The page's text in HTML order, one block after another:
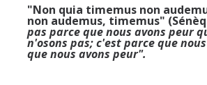
"Non quia timemus non
non audemus, timemus"
pas parce que nous avons peur
n'osons pas; c'est parce que
que nous avons peur".